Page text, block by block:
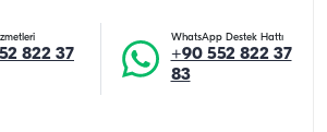
822 37
WhatsApp Destek Hattı
+90 552 822 37
83